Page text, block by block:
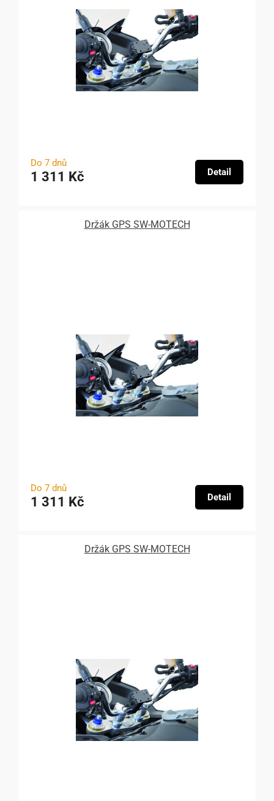
Do 7 dnů
1 311 Kč Detail
Držák GPS SW-MOTECH
Do 7 dnů
1 311 Kč Detail
Držák GPS SW-MOTECH